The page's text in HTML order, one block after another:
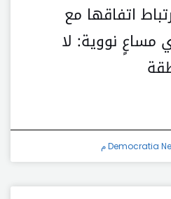
اتفاقها مع
مساعٍ نووية: لا
Democratia